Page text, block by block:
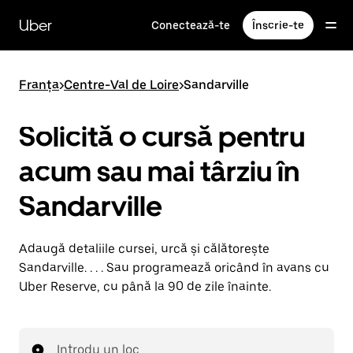
direct
conținutul
principal
Uber Conectează-te Înscrie-te
Franța>Centre-Val de Loire>Sandarville
Solicită o cursă pentru
acum sau mai târziu în
Sandarville
Adaugă detaliile cursei, urcă și călătorește
Sandarville. . . . Sau programează oricând în avans cu
Uber Reserve, cu până la 90 de zile înainte.
Introdu un loc